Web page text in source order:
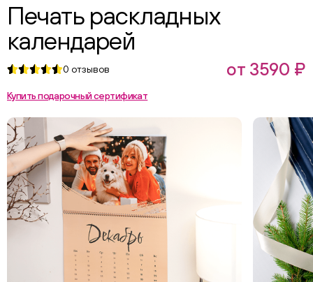
Печать раскладных
календарей
0 отзывов от 3590 ₽
Купить подарочный сертификат